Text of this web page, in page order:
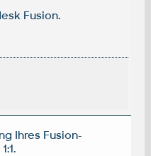
Fusion.
Ihres Fusion-